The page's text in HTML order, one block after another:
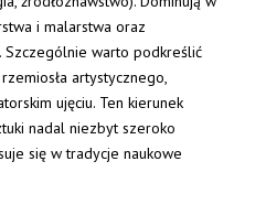
i malarstwa oraz
Szczególnie warto podkreślić
artystycznego,
ujęciu. Ten kierunek
nadal niezbyt szeroko
się w tradycje naukowe